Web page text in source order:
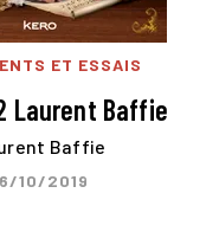
ET ESSAIS
Laurent Baffie
Baffie
10/2019